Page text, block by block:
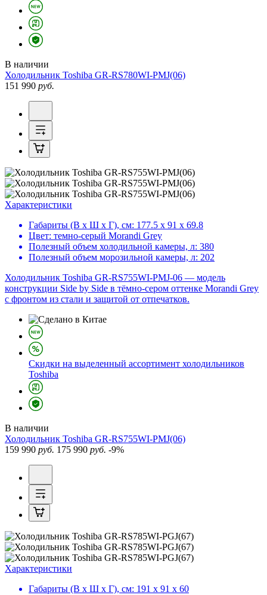
В наличии
Холодильник Toshiba GR-RS780WI-PMJ(06)
151 990 руб.
Характеристики
Габариты (В х Ш х Г), см: 177.5 х 91 х 69.8
Цвет: темно-серый Morandi Grey
Полезный объем холодильной камеры, л: 380
Полезный объем морозильной камеры, л: 202
Холодильник Toshiba GR-RS755WI-PMJ-06 — модель
конструкции Side by Side в тёмно-сером оттенке Morandi Grey
с фронтом из стали и защитой от отпечатков.
Скидки на выделенный ассортимент холодильников
Toshiba
В наличии
Холодильник Toshiba GR-RS755WI-PMJ(06)
159 990 руб. 175 990 руб. -9%
Характеристики
Габариты (В х Ш х Г), см: 191 х 91 х 60